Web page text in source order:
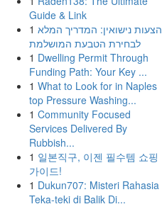
Guide & Link
1 הצעות נישואין: המדריך המלא
לבחירת הטבעת המושלמת
1 Dwelling Permit Through
Funding Path: Your Key ...
1 What to Look for in Naples
top Pressure Washing...
1 Community Focused
Services Delivered By
Rubbish...
1 일본직구, 이젠 필수템 쇼핑
가이드!
1 Dukun707: Misteri Rahasia
Teka-teki di Balik Di...